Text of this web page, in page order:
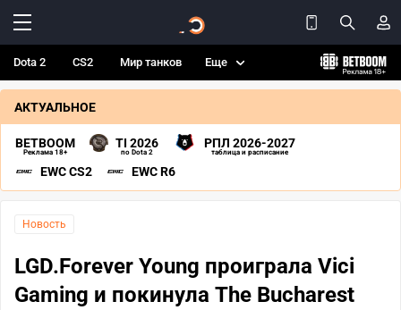
Dota 2 CS2 Мир танков Еще
АКТУАЛЬНОЕ
BETBOOM
Реклама 18+
TI 2026
по Dota 2
РПЛ 2026-2027
таблица и расписание
EWC CS2 EWC R6
Новость
LGD.Forever Young проиграла Vici
Gaming и покинула The Bucharest